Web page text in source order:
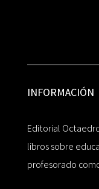
INFORMACIÓN
Editorial
libros sobre
profesorado